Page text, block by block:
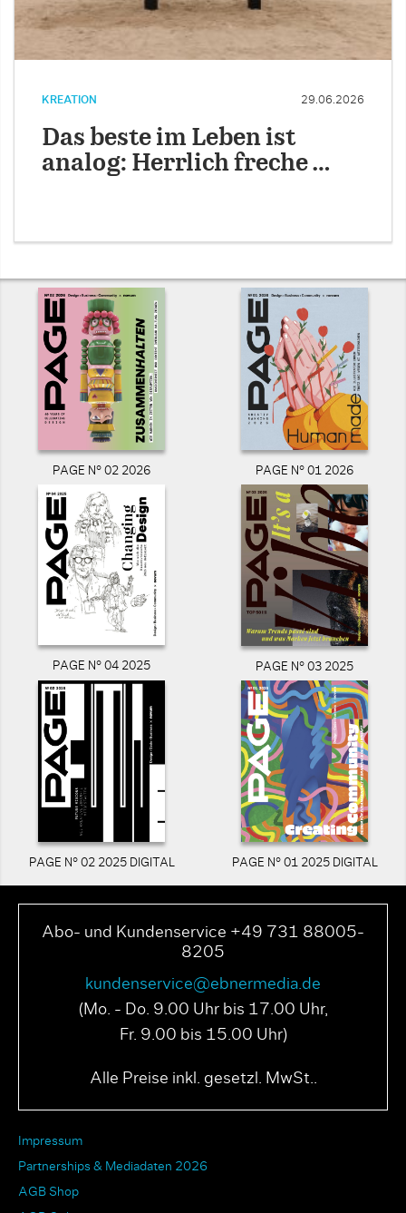
KREATION 29.06.2026
Das beste im Leben ist
analog: Herrlich freche …
PAGE N° 02 2026 PAGE N° 01 2026
PAGE N° 04 2025 PAGE N° 03 2025
PAGE N° 02 2025 DIGITAL PAGE N° 01 2025 DIGITAL
Abo- und Kundenservice +49 731 88005-
8205
kundenservice@ebnermedia.de
(Mo. - Do. 9.00 Uhr bis 17.00 Uhr,
Fr. 9.00 bis 15.00 Uhr)
Alle Preise inkl. gesetzl. MwSt..
Impressum
Partnerships & Mediadaten 2026
AGB Shop